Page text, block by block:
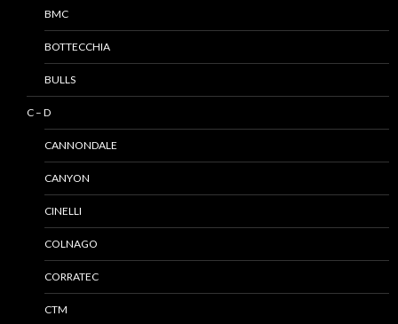
BMC
BOTTECCHIA
BULLS
C – D
CANNONDALE
CANYON
CINELLI
COLNAGO
CORRATEC
CTM